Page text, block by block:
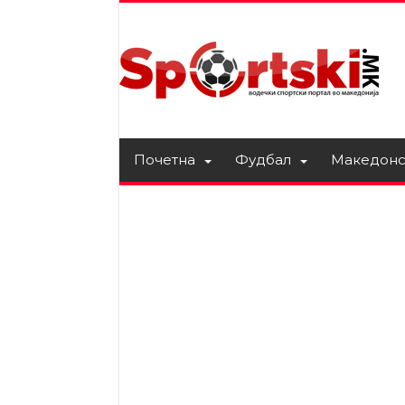
Почетна Фудбал